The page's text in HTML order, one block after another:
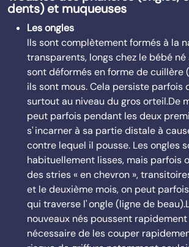
dents) et muqueuses
Les ongles
Ils sont complètement formés à la
transparents, longs chez le bébé
sont déformés en forme de cuillère
ils sont mous. Cela persiste parfois
surtout au niveau du gros orteil.De
peut parfois pendant les deux
s' incarner à sa partie distale à
contre lequel il pousse. Les ongles
habituellement lisses, mais parfois
des stries « en chevron »,
et le deuxième mois, on peut
qui traverse l' ongle (ligne de
nouveaux nés poussent
nécessaire de les couper